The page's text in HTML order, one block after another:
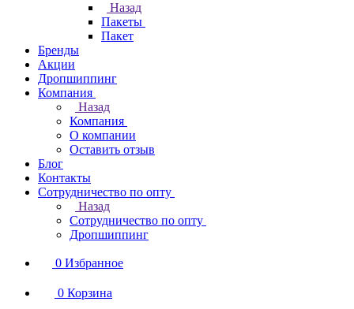
Назад
Пакеты
Пакет
Бренды
Акции
Дропшиппинг
Компания
Назад
Компания
О компании
Оставить отзыв
Блог
Контакты
Сотрудничество по опту
Назад
Сотрудничество по опту
Дропшиппинг
0 Избранное
0 Корзина